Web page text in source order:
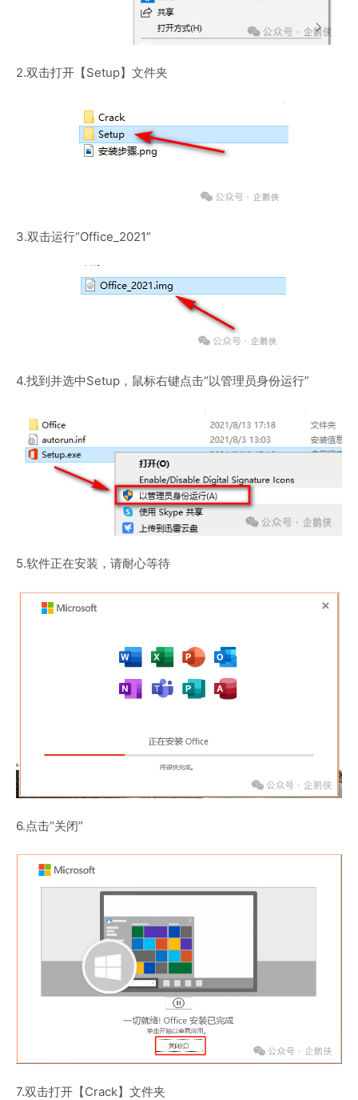
2.双击打开【Setup】文件夹
3.双击运行“Office_2021”
4.找到并选中Setup，鼠标右键点击“以管理员身份运行”
5.软件正在安装，请耐心等待
6.点击“关闭”
7.双击打开【Crack】文件夹